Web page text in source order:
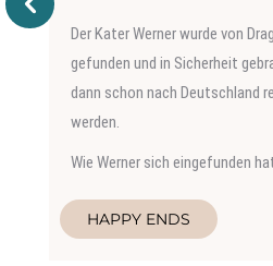
Der Kater Werner wurde von
gefunden und in Sicherheit
dann schon nach Deutschland
werden.
Wie Werner sich eingefunden
HAPPY ENDS